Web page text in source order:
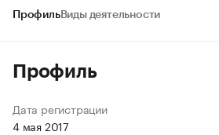
ПрофильВиды деятельности
Профиль
Дата регистрации
4 мая 2017